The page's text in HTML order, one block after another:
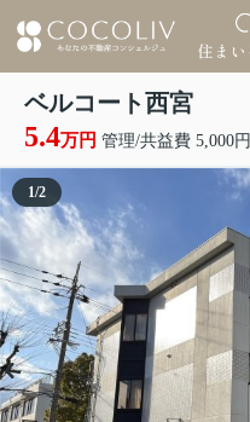
ベルコート西宮
5.4万円 管理/共益費 5,000円
1/2